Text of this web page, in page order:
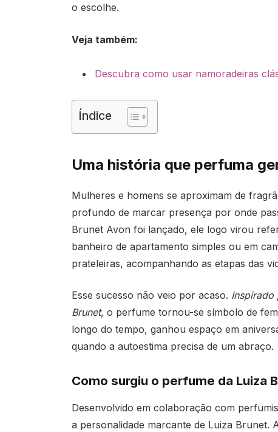
o escolhe.
Veja também:
Descubra como usar namoradeiras
Índice
Uma história que perfuma
Mulheres e homens se aproximam de
profundo de marcar presença por onde
Brunet Avon foi lançado, ele logo virou
banheiro de apartamento simples ou em
prateleiras, acompanhando as etapas das
Esse sucesso não veio por acaso. Inspirado
Brunet, o perfume tornou-se símbolo de
longo do tempo, ganhou espaço em
quando a autoestima precisa de um abraço.
Como surgiu o perfume da Luiza
Desenvolvido em colaboração com
a personalidade marcante de Luiza Brunet.